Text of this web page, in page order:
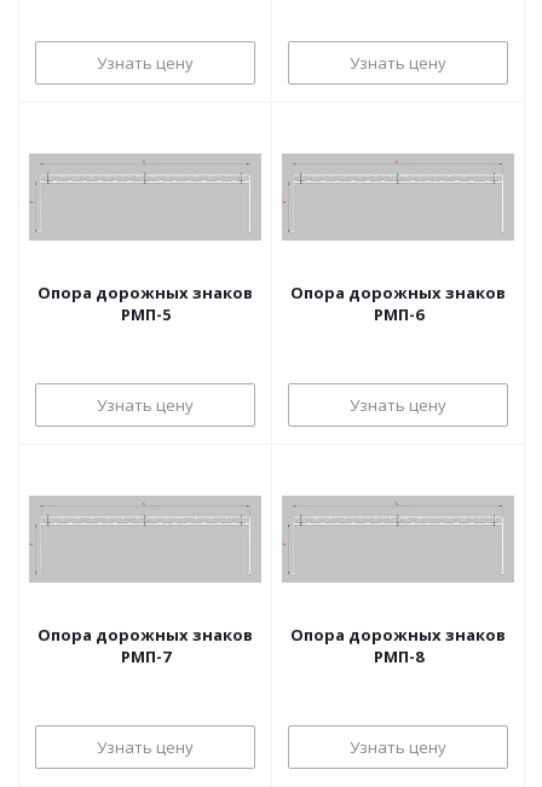
Узнать цену Узнать цену
Опора дорожных знаков
РМП-5
Узнать цену
Опора дорожных знаков
РМП-6
Узнать цену
Опора дорожных знаков
РМП-7
Узнать цену
Опора дорожных знаков
РМП-8
Узнать цену